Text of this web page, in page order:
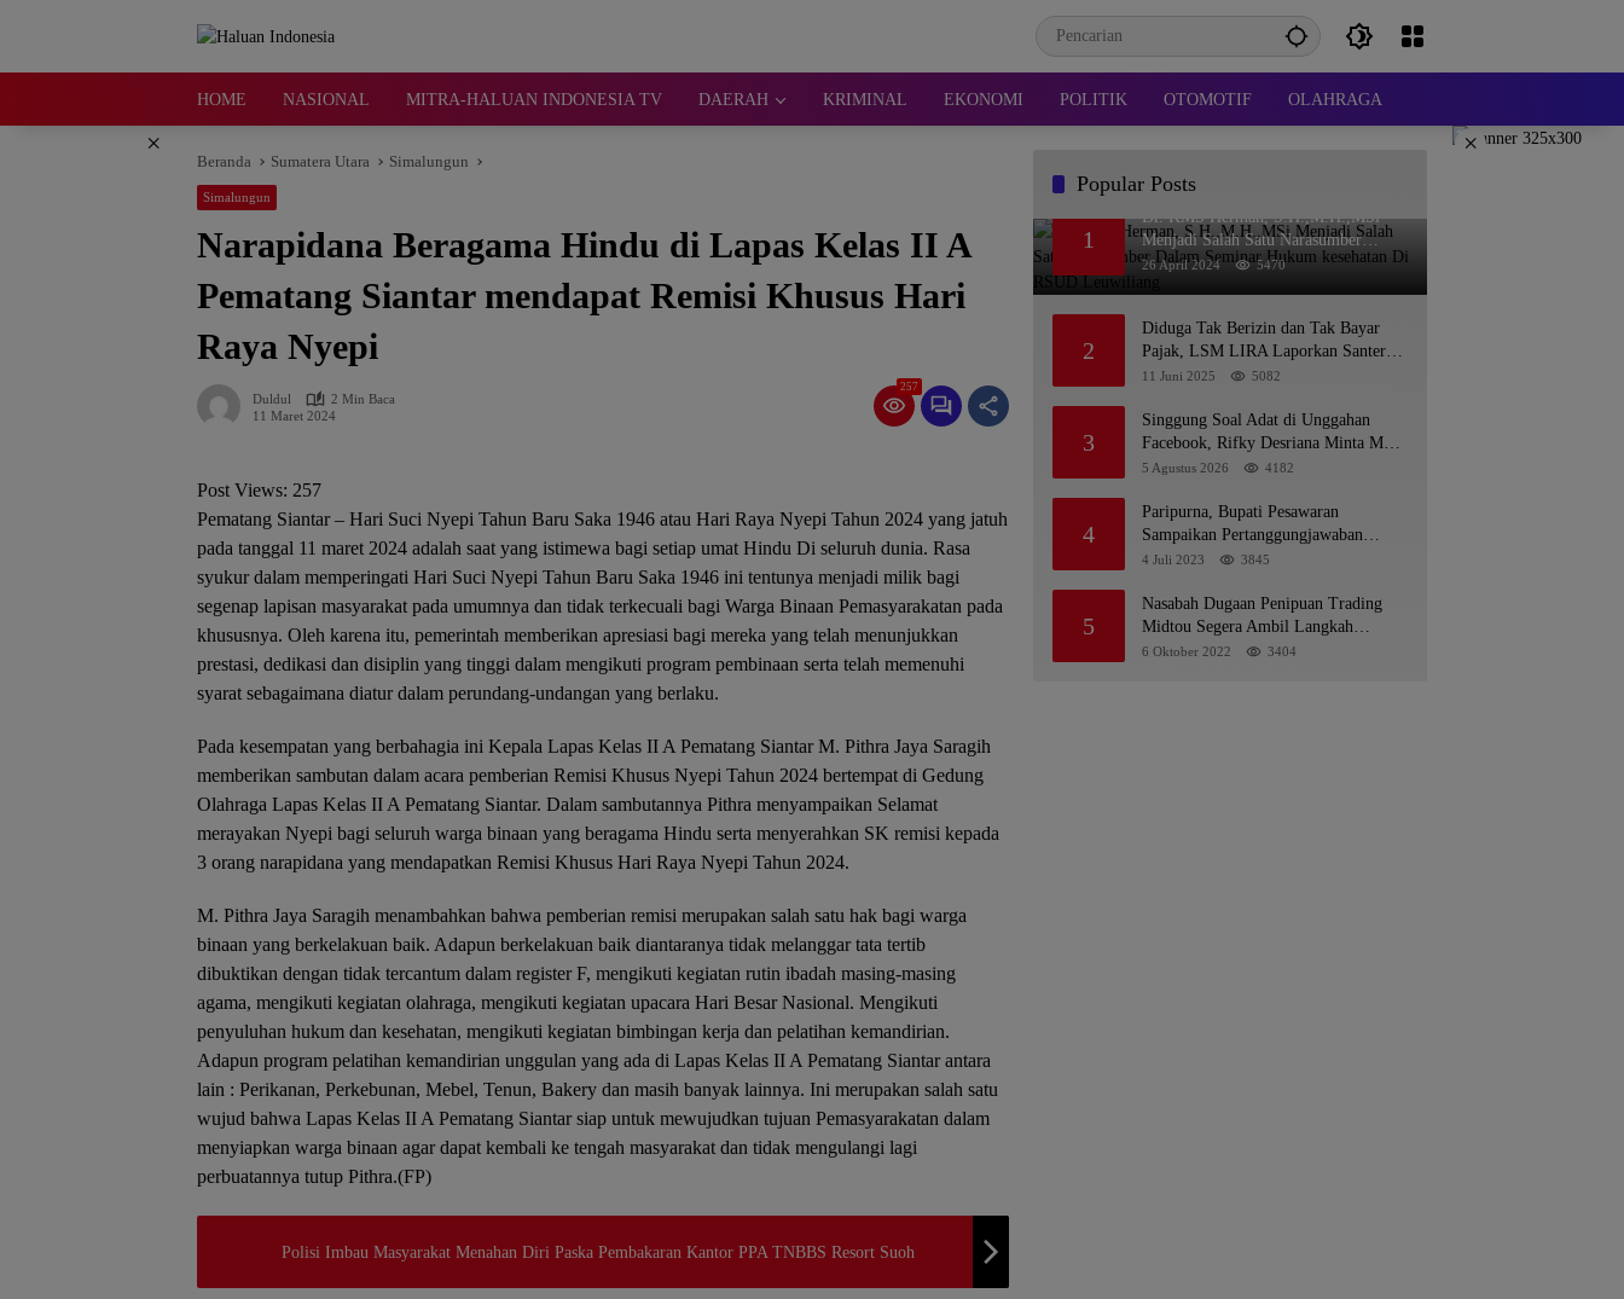
HOME NASIONAL MITRA-HALUAN INDONESIA TV DAERAH KRIMINAL EKONOMI POLITIK OTOMOTIF OLAHRAGA
× ×
Beranda Sumatera Utara Simalungun
Simalungun
Narapidana Beragama Hindu di Lapas Kelas II A
Pematang Siantar mendapat Remisi Khusus Hari
Raya Nyepi
Duldul
2 Min Baca
11 Maret 2024
257
Post Views: 257
Pematang Siantar – Hari Suci Nyepi Tahun Baru Saka 1946 atau Hari Raya Nyepi Tahun 2024 yang jatuh
pada tanggal 11 maret 2024 adalah saat yang istimewa bagi setiap umat Hindu Di seluruh dunia. Rasa
syukur dalam memperingati Hari Suci Nyepi Tahun Baru Saka 1946 ini tentunya menjadi milik bagi
segenap lapisan masyarakat pada umumnya dan tidak terkecuali bagi Warga Binaan Pemasyarakatan pada
khususnya. Oleh karena itu, pemerintah memberikan apresiasi bagi mereka yang telah menunjukkan
prestasi, dedikasi dan disiplin yang tinggi dalam mengikuti program pembinaan serta telah memenuhi
syarat sebagaimana diatur dalam perundang-undangan yang berlaku.
Pada kesempatan yang berbahagia ini Kepala Lapas Kelas II A Pematang Siantar M. Pithra Jaya Saragih
memberikan sambutan dalam acara pemberian Remisi Khusus Nyepi Tahun 2024 bertempat di Gedung
Olahraga Lapas Kelas II A Pematang Siantar. Dalam sambutannya Pithra menyampaikan Selamat
merayakan Nyepi bagi seluruh warga binaan yang beragama Hindu serta menyerahkan SK remisi kepada
3 orang narapidana yang mendapatkan Remisi Khusus Hari Raya Nyepi Tahun 2024.
M. Pithra Jaya Saragih menambahkan bahwa pemberian remisi merupakan salah satu hak bagi warga
binaan yang berkelakuan baik. Adapun berkelakuan baik diantaranya tidak melanggar tata tertib
dibuktikan dengan tidak tercantum dalam register F, mengikuti kegiatan rutin ibadah masing-masing
agama, mengikuti kegiatan olahraga, mengikuti kegiatan upacara Hari Besar Nasional. Mengikuti
penyuluhan hukum dan kesehatan, mengikuti kegiatan bimbingan kerja dan pelatihan kemandirian.
Adapun program pelatihan kemandirian unggulan yang ada di Lapas Kelas II A Pematang Siantar antara
lain : Perikanan, Perkebunan, Mebel, Tenun, Bakery dan masih banyak lainnya. Ini merupakan salah satu
wujud bahwa Lapas Kelas II A Pematang Siantar siap untuk mewujudkan tujuan Pemasyarakatan dalam
menyiapkan warga binaan agar dapat kembali ke tengah masyarakat dan tidak mengulangi lagi
perbuatannya tutup Pithra.(FP)
Polisi Imbau Masyarakat Menahan Diri Paska Pembakaran Kantor PPA TNBBS Resort Suoh
Popular Posts
1
Dr. KMS Herman, S.H.,M.H.,MSi
Menjadi Salah Satu Narasumber
Dalam Seminar Hukum kesehatan Di
RSUD Leuwiliang
26 April 2024 5470
2
Diduga Tak Berizin dan Tak Bayar
Pajak, LSM LIRA Laporkan Santerra
de Laponte ke Kejaksaan Kota Batu
11 Juni 2025 5082
3
Singgung Soal Adat di Unggahan
Facebook, Rifky Desriana Minta Maaf
ke PDA dan Bupati Kubar
5 Agustus 2026 4182
4
Paripurna, Bupati Pesawaran
Sampaikan Pertanggungjawaban
Pelaksanaan APBD 2022
4 Juli 2023 3845
5
Nasabah Dugaan Penipuan Trading
Midtou Segera Ambil Langkah
Hukum
6 Oktober 2022 3404